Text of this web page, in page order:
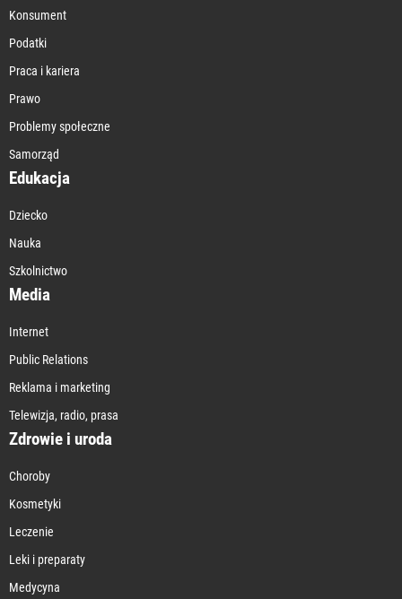
Konsument
Podatki
Praca i kariera
Prawo
Problemy społeczne
Samorząd
Edukacja
Dziecko
Nauka
Szkolnictwo
Media
Internet
Public Relations
Reklama i marketing
Telewizja, radio, prasa
Zdrowie i uroda
Choroby
Kosmetyki
Leczenie
Leki i preparaty
Medycyna